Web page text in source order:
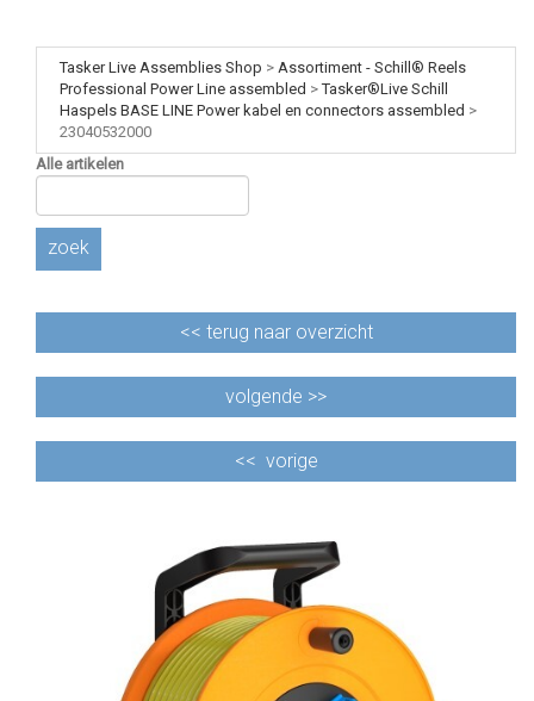
Tasker Live Assemblies Shop > Assortiment - Schill® Reels
Professional Power Line assembled >Tasker®Live Schill
Haspels BASE LINE Power kabel en connectors assembled >
23040532000
Alle artikelen
zoek
<< terug naar overzicht
volgende >>
<< vorige